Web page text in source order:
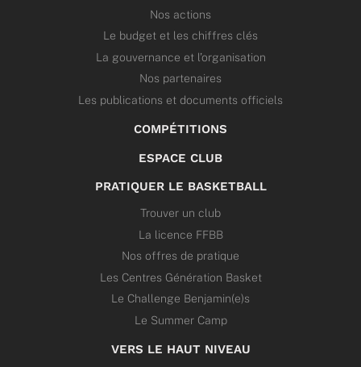
Nos actions
Le budget et les chiffres clés
La gouvernance et l’organisation
Nos partenaires
Les publications et documents officiels
COMPÉTITIONS
ESPACE CLUB
PRATIQUER LE BASKETBALL
Trouver un club
La licence FFBB
Nos offres de pratique
Les Centres Génération Basket
Le Challenge Benjamin(e)s
Le Summer Camp
VERS LE HAUT NIVEAU